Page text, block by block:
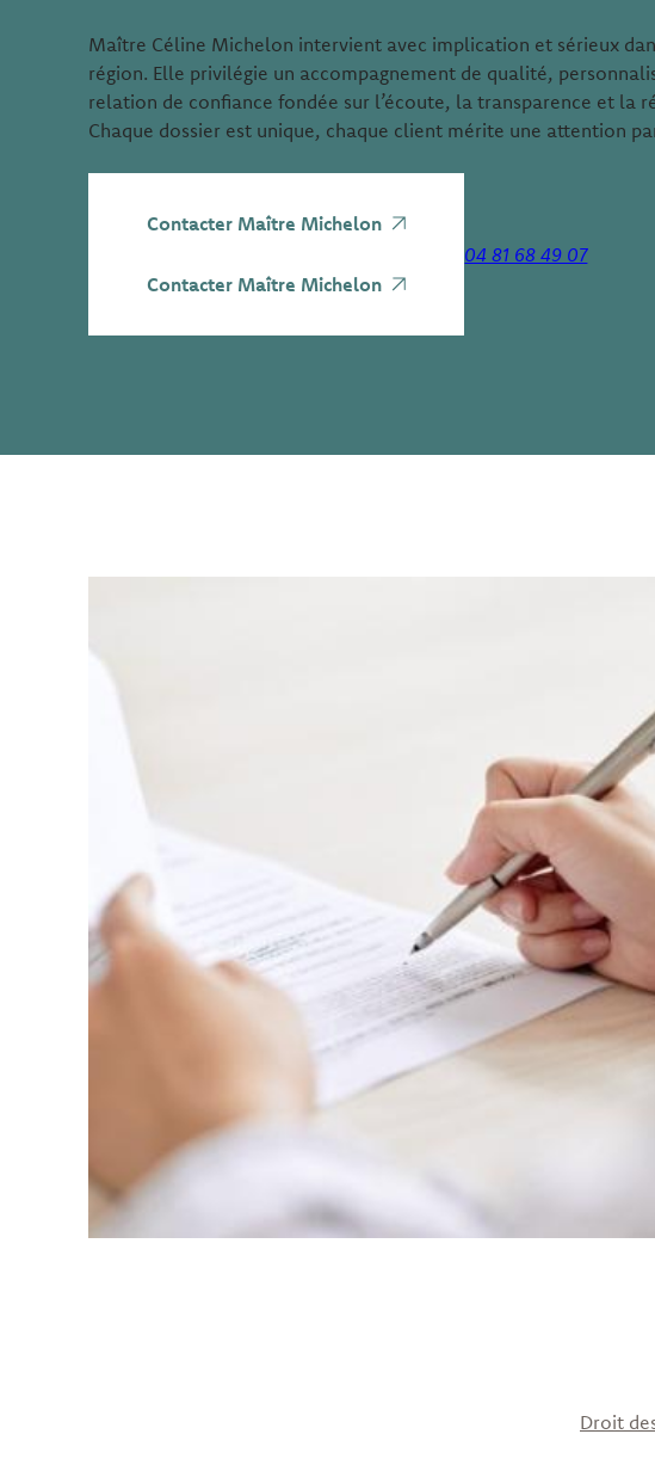
Maître Céline Michelon intervient avec implication et sérieux
région. Elle privilégie un accompagnement de qualité,
relation de confiance fondée sur l’écoute, la transparence et la
Chaque dossier est unique, chaque client mérite une attention
Contacter Maître Michelon
Contacter Maître Michelon
04 81 68 49 07
Droit